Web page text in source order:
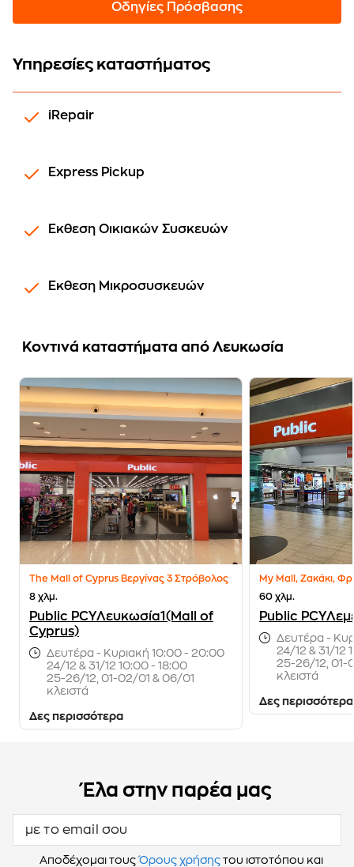
Οδηγίες Πρόσβασης
Υπηρεσίες καταστήματος
iRepair
Express Pickup
Εκθεση Οικιακών Συσκευών
Εκθεση Μικροσυσκευών
Koντινά καταστήματα από Λευκωσία
The Mall of Cyprus Βεργίνας 3 Στρόβολος
8 χλμ.
Public PCYΛευκωσία1(Mall of
Cyprus)
Δευτέρα - Κυριακή 10:00 - 20:00
24/12 & 31/12 10:00 - 18:00
25-26/12, 01-02/01 & 06/01
κλειστά
Δες περισσότερα
60 χλμ.
Public
Δευτέρα -
24/12 & 31/12
25-26/12, 01-
κλειστά
Δες περισσότερα
Έλα στην παρέα μας
με το email σου
Αποδέχομαι τους Όρους χρήσης του ιστοτόπου και